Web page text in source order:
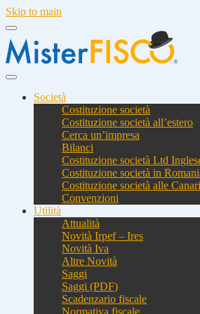
Skip to main
Società
Costituzione società
Costituzione società all’estero
Cerca un’impresa
Bilanci
Costituzione società Ltd
Costituzione società in
Costituzione società alle
Convenzioni
Utilità
Attualità
Novità Irpef – Ires
Novità Iva
Altre Novità
Saggi
Saggi (PDF)
Scadenzario fiscale
Normativa fiscale